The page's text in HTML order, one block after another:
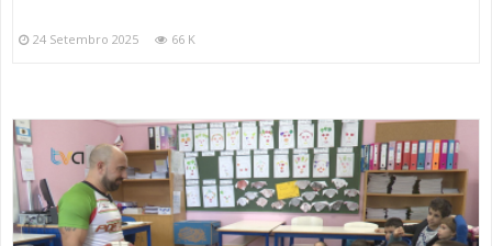
24 Setembro 2025 66 K